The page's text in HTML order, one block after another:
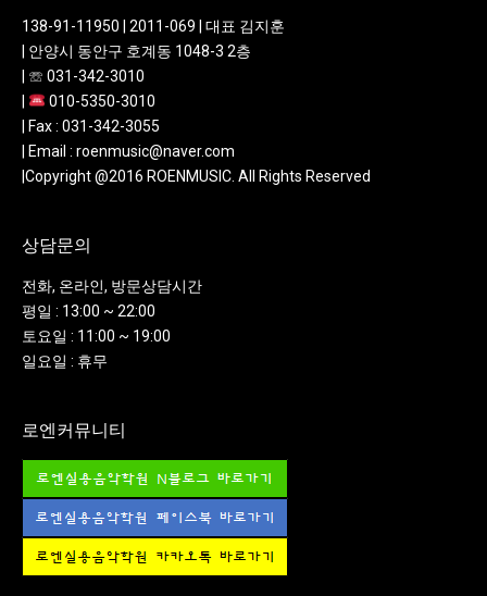
138-91-11950 | 2011-069 | 대표 김지훈
| 안양시 동안구 호계동 1048-3 2층
| ☏ 031-342-3010
010-5350-3010
| Fax : 031-342-3055
| Email : roenmusic@naver.com
|Copyright @2016 ROENMUSIC. All Rights Reserved
상담문의
전화, 온라인, 방문상담시간
평일 : 13:00 ~ 22:00
토요일 : 11:00 ~ 19:00
일요일 : 휴무
로엔커뮤니티